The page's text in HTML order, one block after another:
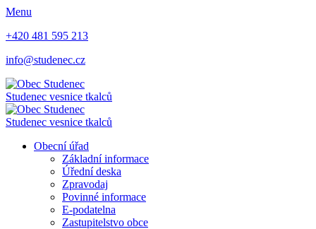
Menu
+420 481 595 213
info@studenec.cz
Studenec vesnice tkalců
Studenec vesnice tkalců
Obecní úřad
Základní informace
Úřední deska
Zpravodaj
Povinné informace
E-podatelna
Zastupitelstvo obce